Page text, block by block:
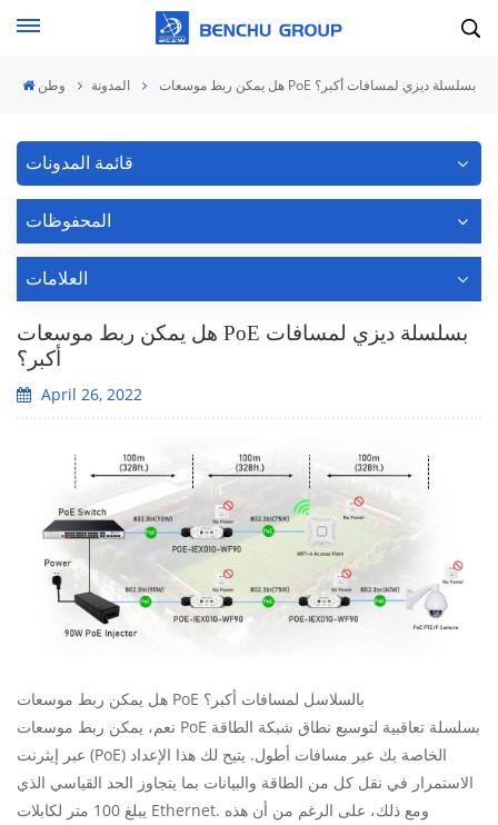
وطن المدونة هل يمكن ربط موسعات PoE بسلسلة ديزي لمسافات أكبر؟
قائمة المدونات
المحفوظات
العلامات
هل يمكن ربط موسعات PoE بسلسلة ديزي لمسافات
أكبر؟
April 26, 2022
هل يمكن ربط موسعات PoE بالسلاسل لمسافات أكبر؟
نعم، يمكن ربط موسعات PoE بسلسلة تعاقبية لتوسيع نطاق شبكة الطاقة
عبر إيثرنت (PoE) الخاصة بك عبر مسافات أطول. يتيح لك هذا الإعداد
الاستمرار في نقل كل من الطاقة والبيانات بما يتجاوز الحد القياسي الذي
يبلغ 100 متر لكابلات Ethernet. ومع ذلك، على الرغم من أن هذه